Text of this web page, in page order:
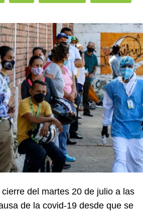
del martes 20 de julio a las
de la covid-19 desde que se